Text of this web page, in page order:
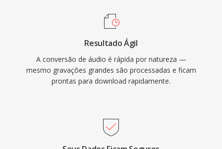
Resultado Ágil
A conversão de áudio é rápida por natureza —
mesmo gravações grandes são processadas e ficam
prontas para download rapidamente.